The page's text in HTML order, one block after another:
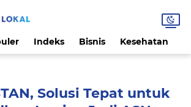
Indeks Bisnis Kesehatan
Solusi Tepat untuk